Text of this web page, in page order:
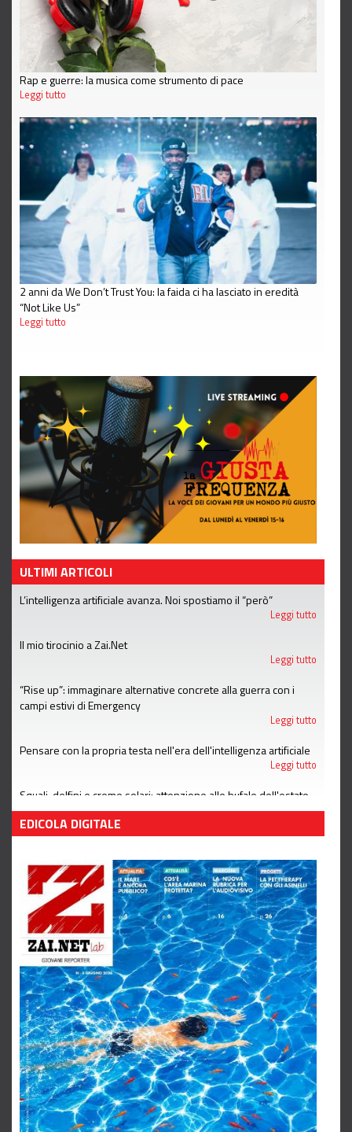
Rap e guerre: la musica come strumento di pace
Leggi tutto
2 anni da We Don’t Trust You: la faida ci ha lasciato in eredità
“Not Like Us”
Leggi tutto
ULTIMI ARTICOLI
L’intelligenza artificiale avanza. Noi spostiamo il “però”
Leggi tutto
Il mio tirocinio a Zai.Net
Leggi tutto
“Rise up”: immaginare alternative concrete alla guerra con i
campi estivi di Emergency
Leggi tutto
Pensare con la propria testa nell'era dell'intelligenza artificiale
Leggi tutto
Squali, delfini e creme solari: attenzione alle bufale dell'estate
Leggi tutto
EDICOLA DIGITALE